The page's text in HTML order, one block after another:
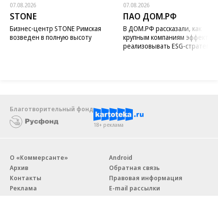
07.08.2026
STONE
Бизнес-центр STONE Римская
возведен в полную высоту
07.08.2026
ПАО ДОМ.РФ
В ДОМ.РФ рассказали, как
крупным компаниям
реализовывать ESG-стратегию
Благотворительный фонд
18+ реклама
О «Коммерсанте»
Архив
Контакты
Реклама
Android
Обратная связь
Правовая информация
E-mail рассылки